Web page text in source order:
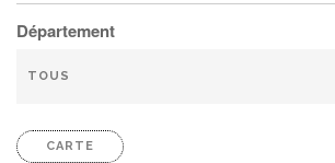
Département
CARTE